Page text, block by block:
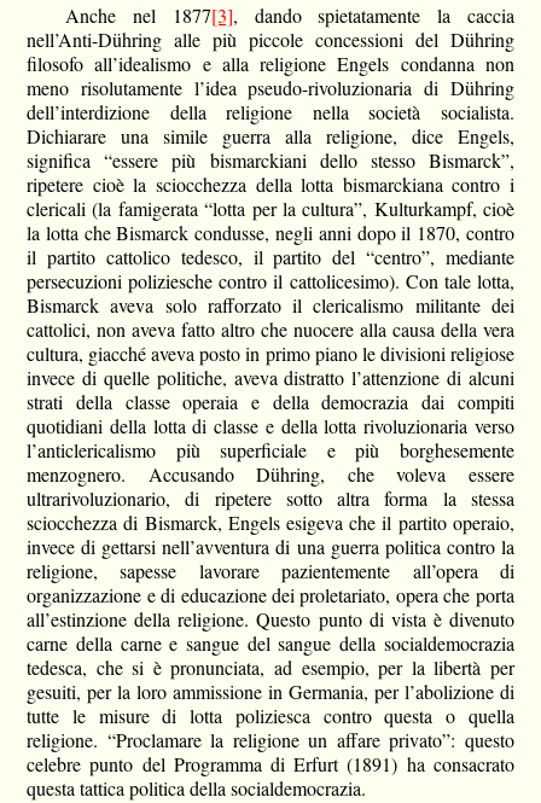
Anche nel 1877[3], dando spietatamente la caccia
nell’Anti-Dühring alle più piccole concessioni del Dühring
filosofo all’idealismo e alla religione Engels condanna non
meno risolutamente l’idea pseudo-rivoluzionaria di Dühring
dell’interdizione della religione nella società socialista.
Dichiarare una simile guerra alla religione, dice Engels,
significa “essere più bismarckiani dello stesso Bismarck”,
ripetere cioè la sciocchezza della lotta bismarckiana contro i
clericali (la famigerata “lotta per la cultura”, Kulturkampf, cioè
la lotta che Bismarck condusse, negli anni dopo il 1870, contro
il partito cattolico tedesco, il partito del “centro”, mediante
persecuzioni poliziesche contro il cattolicesimo). Con tale lotta,
Bismarck aveva solo rafforzato il clericalismo militante dei
cattolici, non aveva fatto altro che nuocere alla causa della vera
cultura, giacché aveva posto in primo piano le divisioni religiose
invece di quelle politiche, aveva distratto l’attenzione di alcuni
strati della classe operaia e della democrazia dai compiti
quotidiani della lotta di classe e della lotta rivoluzionaria verso
l’anticlericalismo più superficiale e più borghesemente
menzognero. Accusando Dühring, che voleva essere
ultrarivoluzionario, di ripetere sotto altra forma la stessa
sciocchezza di Bismarck, Engels esigeva che il partito operaio,
invece di gettarsi nell’avventura di una guerra politica contro la
religione, sapesse lavorare pazientemente all’opera di
organizzazione e di educazione dei proletariato, opera che porta
all’estinzione della religione. Questo punto di vista è divenuto
carne della carne e sangue del sangue della socialdemocrazia
tedesca, che si è pronunciata, ad esempio, per la libertà per
gesuiti, per la loro ammissione in Germania, per l’abolizione di
tutte le misure di lotta poliziesca contro questa o quella
religione. “Proclamare la religione un affare privato”: questo
celebre punto del Programma di Erfurt (1891) ha consacrato
questa tattica politica della socialdemocrazia.